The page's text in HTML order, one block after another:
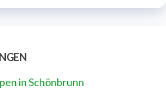
in Schönbrunn